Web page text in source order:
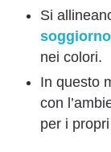
Si
soggiorno
nei colori.
In questo
con
per i